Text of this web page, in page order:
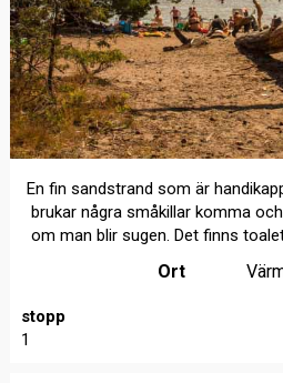
En fin sandstrand som är
brukar några småkillar komma
om man blir sugen. Det finns
Ort
stopp
1